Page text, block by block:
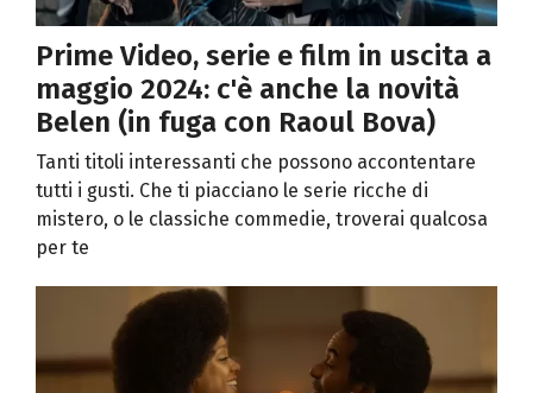
Prime Video, serie e film in uscita a
maggio 2024: c'è anche la novità
Belen (in fuga con Raoul Bova)
Tanti titoli interessanti che possono accontentare
tutti i gusti. Che ti piacciano le serie ricche di
mistero, o le classiche commedie, troverai qualcosa
per te